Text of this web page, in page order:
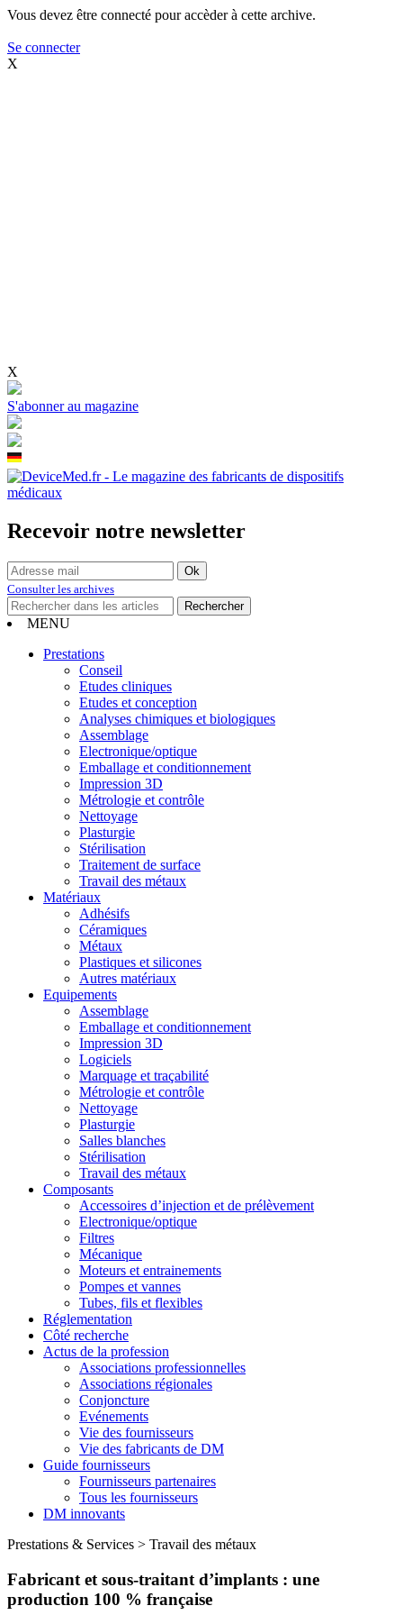
Vous devez être connecté pour accèder à cette archive.
Se connecter
X
X
S'abonner au magazine
Recevoir notre newsletter
Consulter les archives
MENU
Prestations
Conseil
Etudes cliniques
Etudes et conception
Analyses chimiques et biologiques
Assemblage
Electronique/optique
Emballage et conditionnement
Impression 3D
Métrologie et contrôle
Nettoyage
Plasturgie
Stérilisation
Traitement de surface
Travail des métaux
Matériaux
Adhésifs
Céramiques
Métaux
Plastiques et silicones
Autres matériaux
Equipements
Assemblage
Emballage et conditionnement
Impression 3D
Logiciels
Marquage et traçabilité
Métrologie et contrôle
Nettoyage
Plasturgie
Salles blanches
Stérilisation
Travail des métaux
Composants
Accessoires d’injection et de prélèvement
Electronique/optique
Filtres
Mécanique
Moteurs et entrainements
Pompes et vannes
Tubes, fils et flexibles
Réglementation
Côté recherche
Actus de la profession
Associations professionnelles
Associations régionales
Conjoncture
Evénements
Vie des fournisseurs
Vie des fabricants de DM
Guide fournisseurs
Fournisseurs partenaires
Tous les fournisseurs
DM innovants
Prestations & Services > Travail des métaux
Fabricant et sous-traitant d’implants : une
production 100 % française